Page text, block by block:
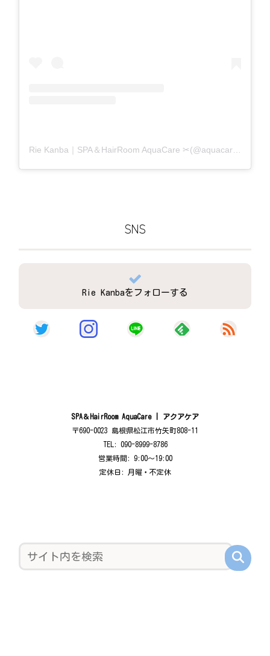
SNS
Rie Kanbaをフォローする
SPA＆HairRoom AquaCare | アクアケア
〒690-0023 島根県松江市竹矢町808-11
TEL: 090-8999-8786
営業時間: 9:00〜19:00
定休日: 月曜・不定休